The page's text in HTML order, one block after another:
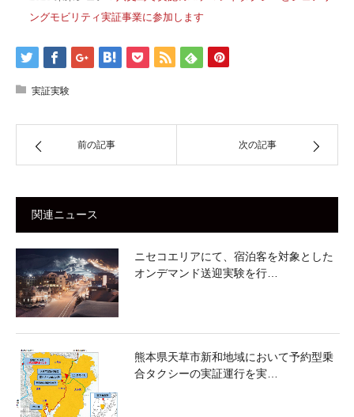
ングモビリティ実証事業に参加します
実証実験
前の記事 次の記事
関連ニュース
ニセコエリアにて、宿泊客を対象とした
オンデマンド送迎実験を行…
熊本県天草市新和地域において予約型乗
合タクシーの実証運行を実…